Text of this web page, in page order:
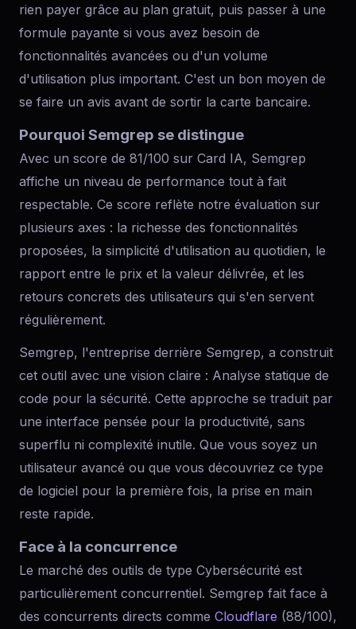
rien payer grâce au plan gratuit, puis passer à une
formule payante si vous avez besoin de
fonctionnalités avancées ou d'un volume
d'utilisation plus important. C'est un bon moyen de
se faire un avis avant de sortir la carte bancaire.
Pourquoi Semgrep se distingue
Avec un score de 81/100 sur Card IA, Semgrep
affiche un niveau de performance tout à fait
respectable. Ce score reflète notre évaluation sur
plusieurs axes : la richesse des fonctionnalités
proposées, la simplicité d'utilisation au quotidien, le
rapport entre le prix et la valeur délivrée, et les
retours concrets des utilisateurs qui s'en servent
régulièrement.
Semgrep, l'entreprise derrière Semgrep, a construit
cet outil avec une vision claire : Analyse statique de
code pour la sécurité. Cette approche se traduit par
une interface pensée pour la productivité, sans
superflu ni complexité inutile. Que vous soyez un
utilisateur avancé ou que vous découvriez ce type
de logiciel pour la première fois, la prise en main
reste rapide.
Face à la concurrence
Le marché des outils de type Cybersécurité est
particulièrement concurrentiel. Semgrep fait face à
des concurrents directs comme Cloudflare (88/100),